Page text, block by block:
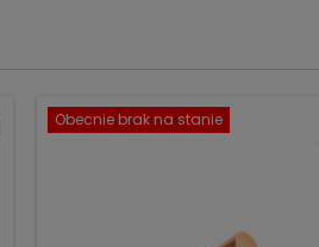
Obecnie brak na stanie